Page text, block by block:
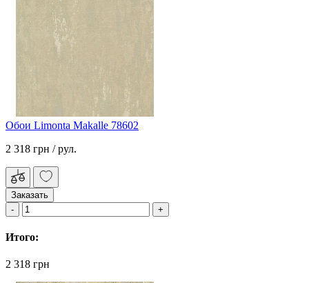
Обои Limonta Makalle 78602
2 318 грн / рул.
Заказать
Итого:
2 318 грн